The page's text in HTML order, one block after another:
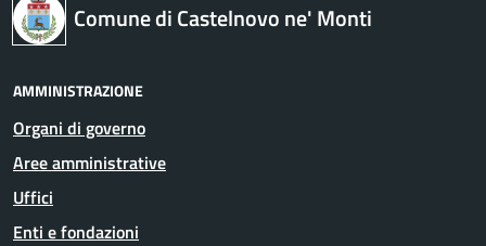
Comune di Castelnovo ne' Monti
AMMINISTRAZIONE
Organi di governo
Aree amministrative
Uffici
Enti e fondazioni